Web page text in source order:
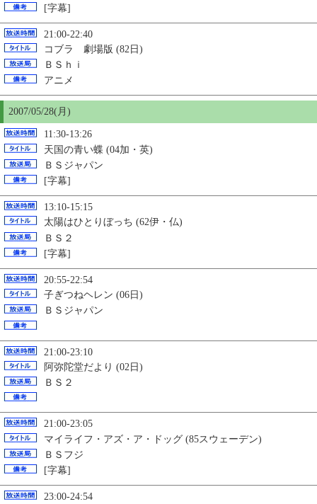
[字幕]
21:00-22:40
コブラ 劇場版 (82日)
ＢＳｈｉ
アニメ
2007/05/28(月)
11:30-13:26
天国の青い蝶 (04加・英)
ＢＳジャパン
[字幕]
13:10-15:15
太陽はひとりぼっち (62伊・仏)
ＢＳ２
[字幕]
20:55-22:54
子ぎつねヘレン (06日)
ＢＳジャパン
21:00-23:10
阿弥陀堂だより (02日)
ＢＳ２
21:00-23:05
マイライフ・アズ・ア・ドッグ (85スウェーデン)
ＢＳフジ
[字幕]
23:00-24:54